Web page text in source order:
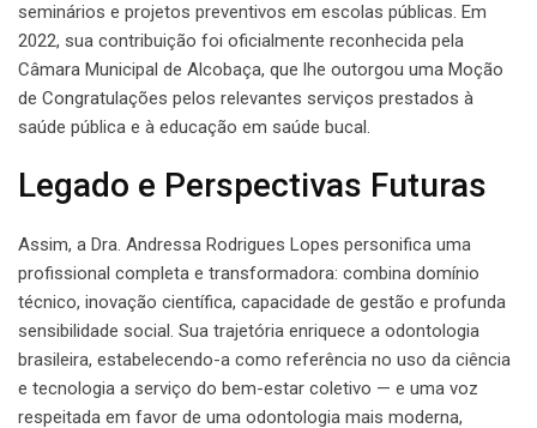
seminários e projetos preventivos em escolas públicas. Em
2022, sua contribuição foi oficialmente reconhecida pela
Câmara Municipal de Alcobaça, que lhe outorgou uma Moção
de Congratulações pelos relevantes serviços prestados à
saúde pública e à educação em saúde bucal.
Legado e Perspectivas Futuras
Assim, a Dra. Andressa Rodrigues Lopes personifica uma
profissional completa e transformadora: combina domínio
técnico, inovação científica, capacidade de gestão e profunda
sensibilidade social. Sua trajetória enriquece a odontologia
brasileira, estabelecendo-a como referência no uso da ciência
e tecnologia a serviço do bem-estar coletivo — e uma voz
respeitada em favor de uma odontologia mais moderna,